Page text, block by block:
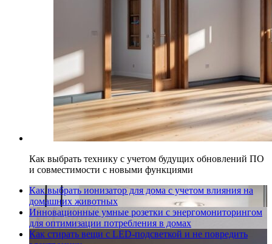
Как выбрать технику с учетом будущих обновлений ПО
и совместимости с новыми функциями
Как выбрать ионизатор для дома с учетом влияния на
домашних животных
Инновационные умные розетки с энергомониторингом
для оптимизации потребления в домах
Как стирать вещи с LED-подсветкой и не повредить